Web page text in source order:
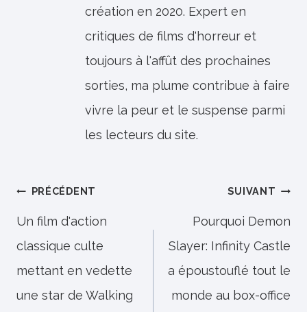
création en 2020. Expert en
critiques de films d'horreur et
toujours à l'affût des prochaines
sorties, ma plume contribue à faire
vivre la peur et le suspense parmi
les lecteurs du site.
Navigation
de
l’article
PRÉCÉDENT
Un film d'action
classique culte
mettant en vedette
une star de Walking
SUIVANT
Pourquoi Demon
Slayer: Infinity Castle
a époustouflé tout le
monde au box-office